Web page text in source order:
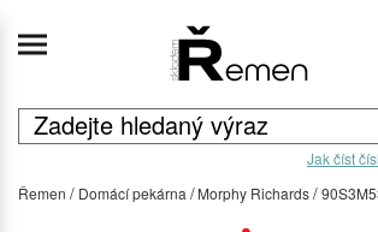
Jak číst
Řemen Domácí pekárna Morphy Richards